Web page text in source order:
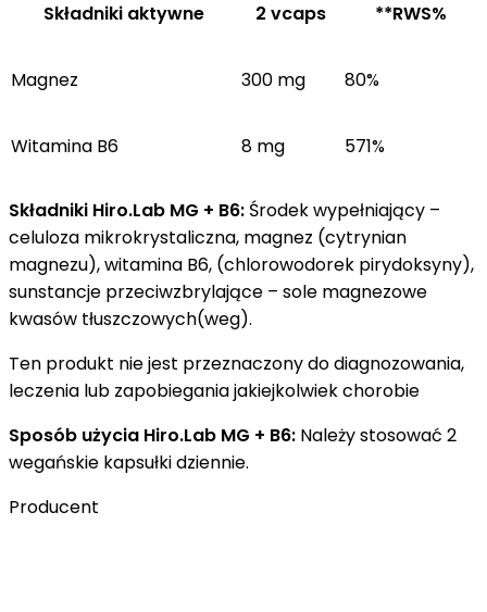
Składniki aktywne 2 vcaps **RWS%
Magnez 300 mg 80%
Witamina B6 8 mg 571%
Składniki Hiro.Lab MG + B6: Środek wypełniający –
celuloza mikrokrystaliczna, magnez (cytrynian
magnezu), witamina B6, (chlorowodorek pirydoksyny),
sunstancje przeciwzbrylające – sole magnezowe
kwasów tłuszczowych(weg).
Ten produkt nie jest przeznaczony do diagnozowania,
leczenia lub zapobiegania jakiejkolwiek chorobie
Sposób użycia Hiro.Lab MG + B6: Należy stosować 2
wegańskie kapsułki dziennie.
Producent